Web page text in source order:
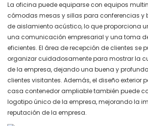
La oficina puede equiparse con equipos
cómodas mesas y sillas para conferencias y
de aislamiento acústico, lo que proporciona
una comunicación empresarial y una toma
eficientes. El área de recepción de clientes se
organizar cuidadosamente para mostrar la
de la empresa, dejando una buena y
clientes visitantes. Además, el diseño exterior
casa contenedor ampliable también puede
logotipo único de la empresa, mejorando la
reputación de la empresa.